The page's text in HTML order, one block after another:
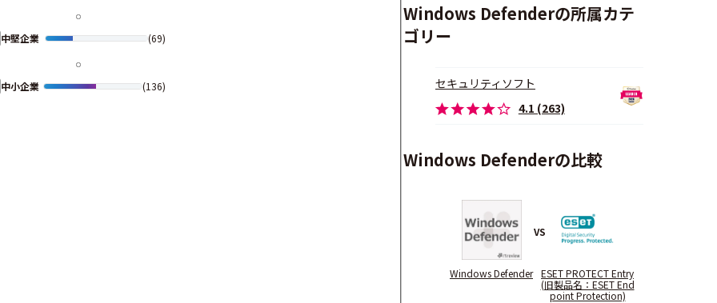
中堅企業 (69)
中小企業 (136)
Windows Defenderの所属カテ
ゴリー
セキュリティソフト
4.1 (263)
Windows Defenderの比較
Windows Defender
VS
ESET PROTECT Entry
(旧製品名：ESET End
point Protection)